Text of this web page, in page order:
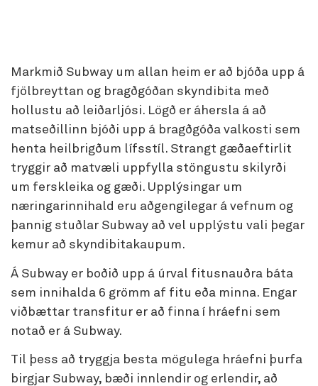
Markmið Subway um allan heim er að bjóða upp á
fjölbreyttan og bragðgóðan skyndibita með
hollustu að leiðarljósi. Lögð er áhersla á að
matseðillinn bjóði upp á bragðgóða valkosti sem
henta heilbrigðum lífsstíl. Strangt gæðaeftirlit
tryggir að matvæli uppfylla stöngustu skilyrði
um ferskleika og gæði. Upplýsingar um
næringarinnihald eru aðgengilegar á vefnum og
þannig stuðlar Subway að vel upplýstu vali þegar
kemur að skyndibitakaupum.
Á Subway er boðið upp á úrval fitusnauðra báta
sem innihalda 6 grömm af fitu eða minna. Engar
viðbættar transfitur er að finna í hráefni sem
notað er á Subway.
Til þess að tryggja besta mögulega hráefni þurfa
birgjar Subway, bæði innlendir og erlendir, að